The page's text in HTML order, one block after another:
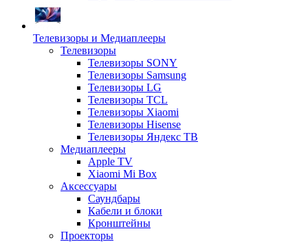
Телевизоры и Медиаплееры
Телевизоры
Телевизоры SONY
Телевизоры Samsung
Телевизоры LG
Телевизоры TCL
Телевизоры Xiaomi
Телевизоры Hisense
Телевизоры Яндекс ТВ
Медиаплееры
Apple TV
Xiaomi Mi Box
Аксессуары
Саундбары
Кабели и блоки
Кронштейны
Проекторы